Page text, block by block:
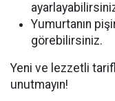
Yumurtanın
görebilirsiniz.
Yeni ve lezzetli
unutmayın!